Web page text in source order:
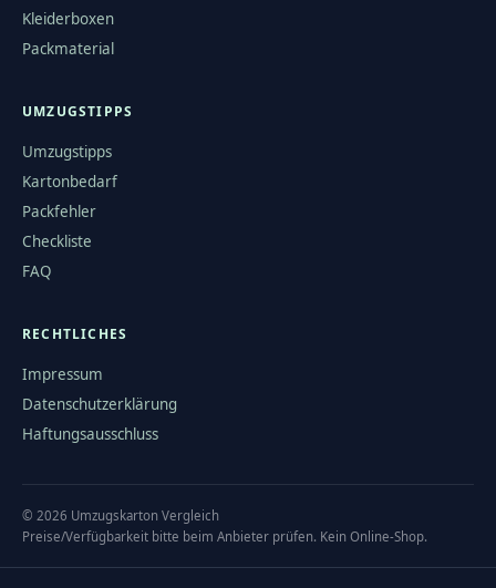
Kleiderboxen
Packmaterial
UMZUGSTIPPS
Umzugstipps
Kartonbedarf
Packfehler
Checkliste
FAQ
RECHTLICHES
Impressum
Datenschutzerklärung
Haftungsausschluss
© 2026 Umzugskarton Vergleich
Preise/Verfügbarkeit bitte beim Anbieter prüfen. Kein Online-Shop.